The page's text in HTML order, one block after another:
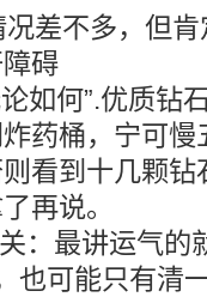
差不多，但
开障碍
如何”.优质钻
药桶，宁可
则看到十几颗
了再说。
：最讲运气的
也可能只有清